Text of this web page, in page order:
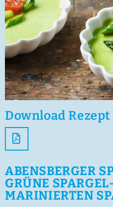
Download Rezept
ABENSBERGER
GRÜNE
MARINIERTEN